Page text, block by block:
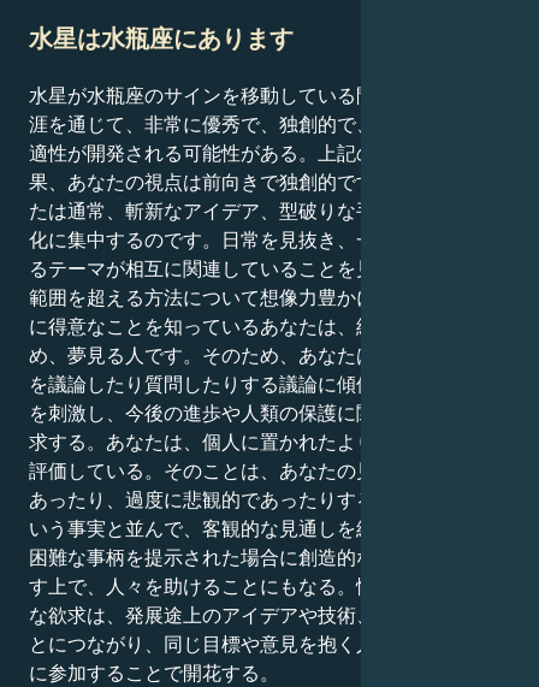
水星は水瓶座にあります
水星が水瓶座のサインを移動している間は、その人の生
涯を通じて、非常に優秀で、独創的で、最先端の数学的
適性が開発される可能性がある。上記のような姿勢の結
果、あなたの視点は前向きで独創的です。つまり、あな
たは通常、斬新なアイデア、型破りな手法、公共圏の進
化に集中するのです。日常を見抜き、一見無関係に見え
るテーマが相互に関連していることを見抜き、可能性の
範囲を超える方法について想像力豊かに考えることが特
に得意なことを知っているあなたは、純粋に解決策を求
め、夢見る人です。そのため、あなたはすぐにアイデア
を議論したり質問したりする議論に傾倒し、知的好奇心
を刺激し、今後の進歩や人類の保護に関連する話題を探
求する。あなたは、個人に置かれたより高い価値を高く
評価している。そのことは、あなたの見解が遠まわしで
あったり、過度に悲観的であったりする可能性があると
いう事実と並んで、客観的な見通しを維持し、あなたが
困難な事柄を提示された場合に創造的な解決策を導き出
す上で、人々を助けることにもなる。情報に対する貪欲
な欲求は、発展途上のアイデアや技術、哲学を調べるこ
とにつながり、同じ目標や意見を抱く人々との話し合い
に参加することで開花する。